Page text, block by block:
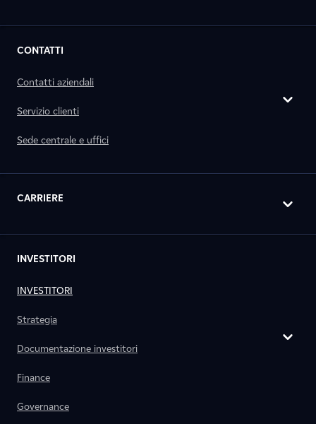
CONTATTI
Contatti aziendali
Servizio clienti
Sede centrale e uffici
CARRIERE
INVESTITORI
INVESTITORI
Strategia
Documentazione investitori
Finance
Governance